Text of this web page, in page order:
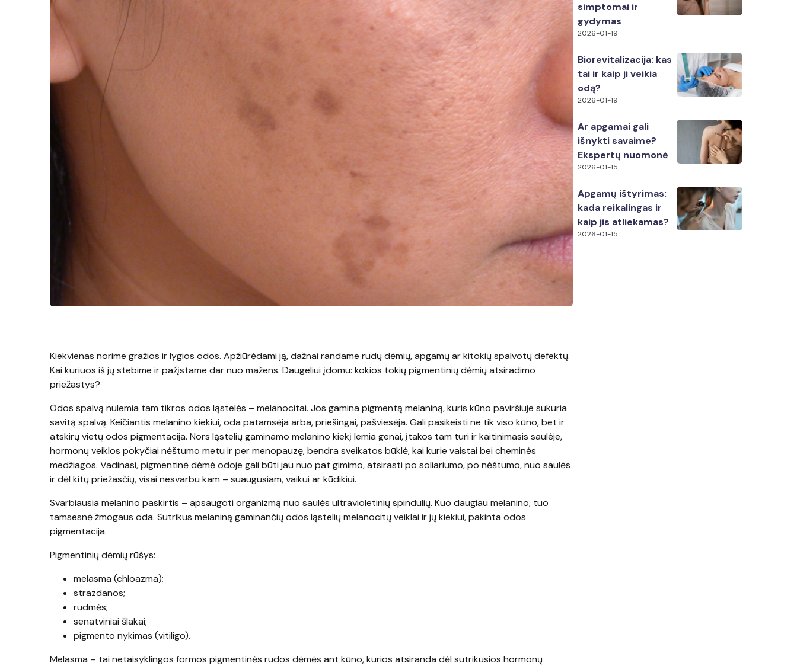
Kiekvienas norime gražios ir lygios odos. Apžiūrėdami ją, dažnai randame rudų dėmių, apgamų ar kitokių spalvotų defektų.
Kai kuriuos iš jų stebime ir pažįstame dar nuo mažens. Daugeliui įdomu: kokios tokių pigmentinių dėmių atsiradimo
priežastys?
Odos spalvą nulemia tam tikros odos ląstelės – melanocitai. Jos gamina pigmentą melaniną, kuris kūno paviršiuje sukuria
savitą spalvą. Keičiantis melanino kiekiui, oda patamsėja arba, priešingai, pašviesėja. Gali pasikeisti ne tik viso kūno, bet ir
atskirų vietų odos pigmentacija. Nors ląstelių gaminamo melanino kiekį lemia genai, įtakos tam turi ir kaitinimasis saulėje,
hormonų veiklos pokyčiai nėštumo metu ir per menopauzę, bendra sveikatos būklė, kai kurie vaistai bei cheminės
medžiagos. Vadinasi, pigmentinė dėmė odoje gali būti jau nuo pat gimimo, atsirasti po soliariumo, po nėštumo, nuo saulės
ir dėl kitų priežasčių, visai nesvarbu kam – suaugusiam, vaikui ar kūdikiui.
Svarbiausia melanino paskirtis – apsaugoti organizmą nuo saulės ultravioletinių spindulių. Kuo daugiau melanino, tuo
tamsesnė žmogaus oda. Sutrikus melaniną gaminančių odos ląstelių melanocitų veiklai ir jų kiekiui, pakinta odos
pigmentacija.
Pigmentinių dėmių rūšys:
melasma (chloazma);
strazdanos;
rudmės;
senatviniai šlakai;
pigmento nykimas (vitiligo).
Melasma – tai netaisyklingos formos pigmentinės rudos dėmės ant kūno, kurios atsiranda dėl sutrikusios hormonų
simptomai ir
gydymas
2026-01-19
Biorevitalizacija: kas
tai ir kaip ji veikia
odą?
2026-01-19
Ar apgamai gali
išnykti savaime?
Ekspertų nuomonė
2026-01-15
Apgamų ištyrimas:
kada reikalingas ir
kaip jis atliekamas?
2026-01-15